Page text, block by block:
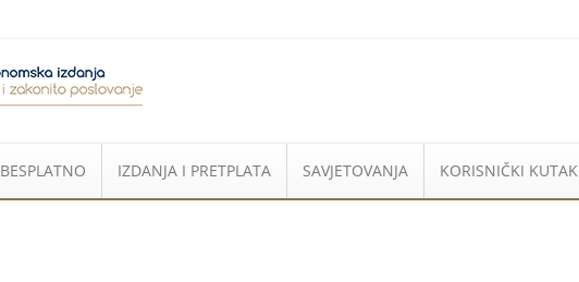
BESPLATNO IZDANJA I PRETPLATA SAVJETOVANJA KORISNIČKI KUTAK